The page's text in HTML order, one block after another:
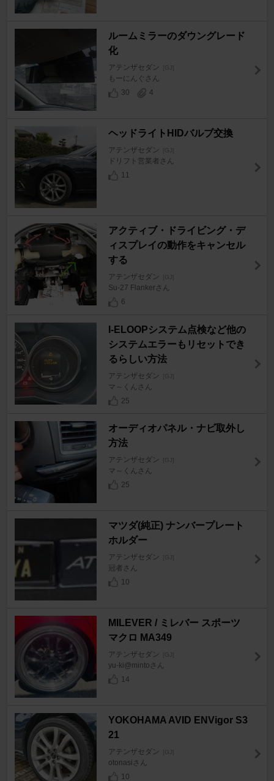
ルームミラーのダウングレード
化
アテンザセダン [GJ]
もーにんぐさん
30
4
ヘッドライトHIDバルブ交換
アテンザセダン [GJ]
ドリフト営業者さん
11
アクティブ・ドライビング・デ
ィスプレイの動作をキャンセル
する
アテンザセダン [GJ]
Su-27 Flankerさん
6
I-ELOOPシステム点検など他の
システムエラーもリセットでき
るらしい方法
アテンザセダン [GJ]
マ～くんさん
25
オーディオパネル・ナビ取外し
方法
アテンザセダン [GJ]
マ～くんさん
25
マツダ(純正) ナンバープレート
ホルダー
アテンザセダン [GJ]
冠者さん
10
MILEVER / ミレバー スポーツ
マクロ MA349
アテンザセダン [GJ]
yu-ki@mintoさん
14
YOKOHAMA AVID ENVigor S3
21
アテンザセダン [GJ]
otonasiさん
10